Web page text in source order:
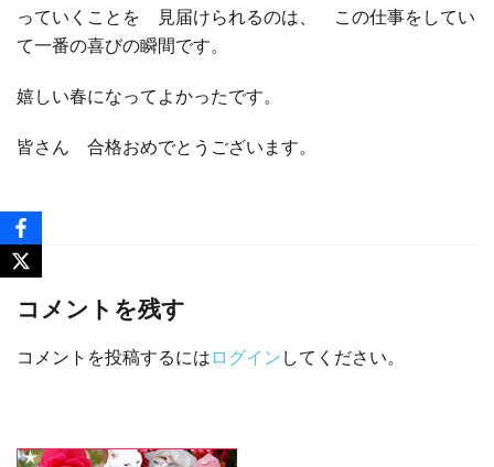
っていくことを 見届けられるのは、 この仕事をしてい
て一番の喜びの瞬間です。
嬉しい春になってよかったです。
皆さん 合格おめでとうございます。
コメントを残す
コメントを投稿するには ログイン してください。